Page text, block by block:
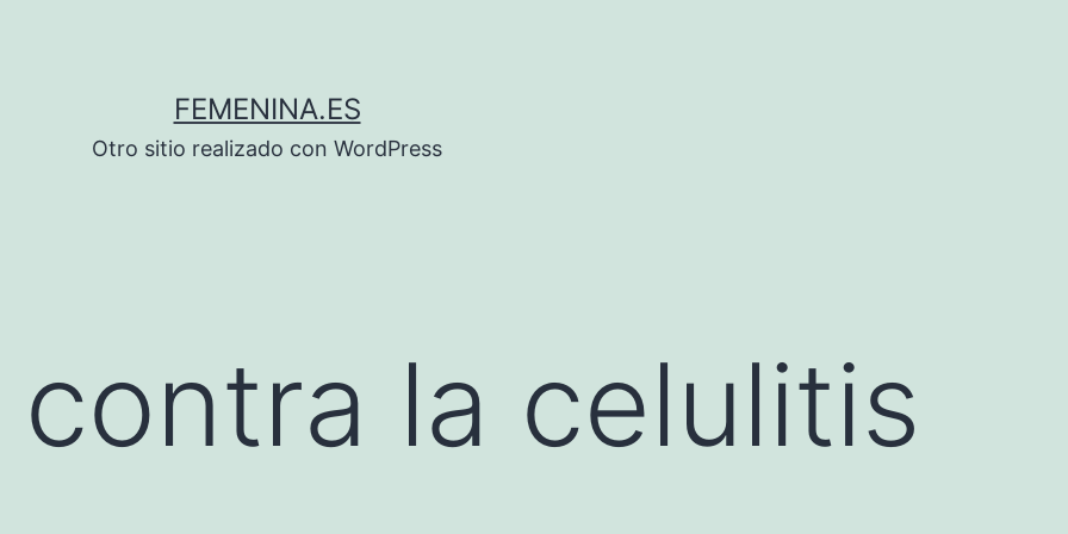
FEMENINA.ES
Otro sitio realizado con WordPress
contra la celulitis